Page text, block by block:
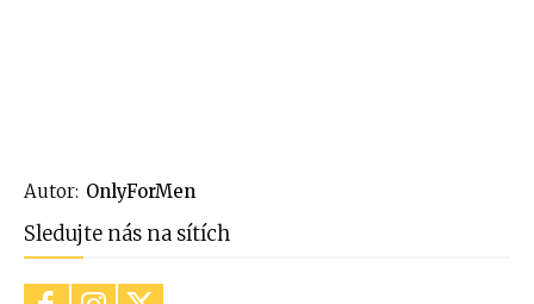
Autor: OnlyForMen
Sledujte nás na sítích